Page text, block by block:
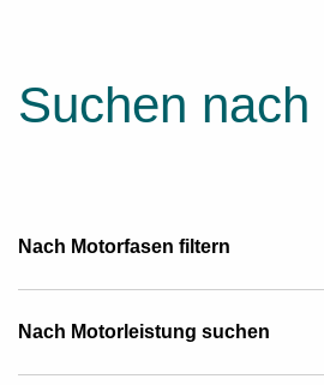
Suchen nach
Nach Motorfasen filtern
Nach Motorleistung suchen